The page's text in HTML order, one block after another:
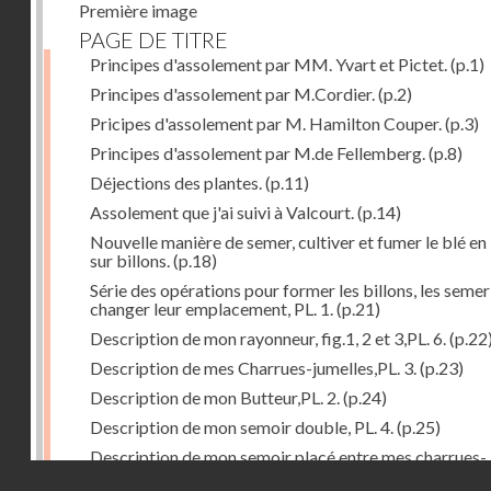
Première image
PAGE DE TITRE
Principes d'assolement par MM. Yvart et Pictet. (p.1)
Principes d'assolement par M.Cordier. (p.2)
Pricipes d'assolement par M. Hamilton Couper. (p.3)
Principes d'assolement par M.de Fellemberg. (p.8)
Déjections des plantes. (p.11)
Assolement que j'ai suivi à Valcourt. (p.14)
Nouvelle manière de semer, cultiver et fumer le blé en
sur billons. (p.18)
Série des opérations pour former les billons, les
changer leur emplacement, PL. 1. (p.21)
Description de mon rayonneur, fig.1, 2 et 3,PL. 6.
Description de mes Charrues-jumelles,PL. 3. (p.23)
Description de mon Butteur,PL. 2. (p.24)
Description de mon semoir double, PL. 4. (p.25)
Description de mon semoir placé entre mes charrues-